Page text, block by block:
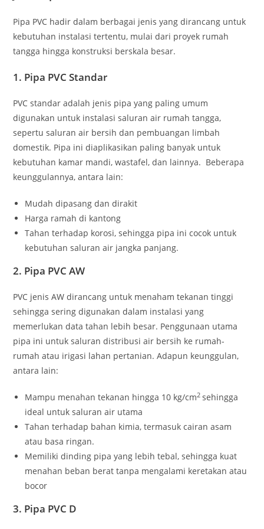
Pipa PVC hadir dalam berbagai jenis yang dirancang untuk
kebutuhan instalasi tertentu, mulai dari proyek rumah
tangga hingga konstruksi berskala besar.
1. Pipa PVC Standar
PVC standar adalah jenis pipa yang paling umum
digunakan untuk instalasi saluran air rumah tangga,
sepertu saluran air bersih dan pembuangan limbah
domestik. Pipa ini diaplikasikan paling banyak untuk
kebutuhan kamar mandi, wastafel, dan lainnya. Beberapa
keunggulannya, antara lain:
Mudah dipasang dan dirakit
Harga ramah di kantong
Tahan terhadap korosi, sehingga pipa ini cocok untuk
kebutuhan saluran air jangka panjang.
2. Pipa PVC AW
PVC jenis AW dirancang untuk menaham tekanan tinggi
sehingga sering digunakan dalam instalasi yang
memerlukan data tahan lebih besar. Penggunaan utama
pipa ini untuk saluran distribusi air bersih ke rumah-
rumah atau irigasi lahan pertanian. Adapun keunggulan,
antara lain:
Mampu menahan tekanan hingga 10 kg/cm2sehingga
ideal untuk saluran air utama
Tahan terhadap bahan kimia, termasuk cairan asam
atau basa ringan.
Memiliki dinding pipa yang lebih tebal, sehingga kuat
menahan beban berat tanpa mengalami keretakan atau
bocor
3. Pipa PVC D